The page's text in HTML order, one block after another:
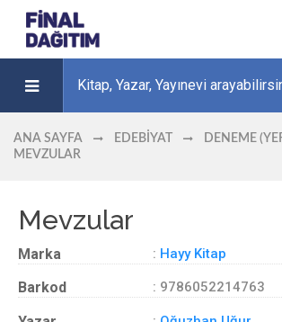
ANA SAYFA EDEBIYAT
DENEME
MEVZULAR
Mevzular
Marka : Hayy Kitap
Barkod : 9786052214763